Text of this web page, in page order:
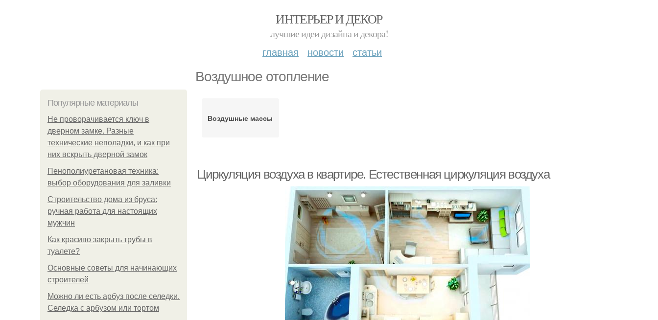
ИНТЕРЬЕР И ДЕКОР
лучшие идеи дизайна и декора!
главная новости статьи
Воздушное отопление
Популярные материалы
Не проворачивается ключ в
дверном замке. Разные
технические неполадки, и как при
них вскрыть дверной замок
Пенополиуретановая техника:
выбор оборудования для заливки
Строительство дома из бруса:
ручная работа для настоящих
мужчин
Как красиво закрыть трубы в
туалете?
Основные советы для начинающих
строителей
Можно ли есть арбуз после селедки.
Селедка с арбузом или тортом
Воздушные массы
Циркуляция воздуха в квартире. Естественная циркуляция воздуха